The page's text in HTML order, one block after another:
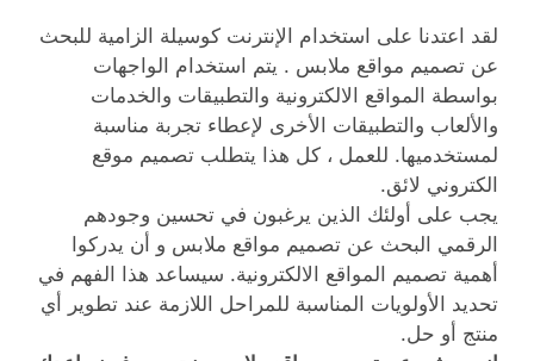
لقد اعتدنا على استخدام الإنترنت كوسيلة الزامية للبحث
عن تصميم مواقع ملابس . يتم استخدام الواجهات
بواسطة المواقع الالكترونية والتطبيقات والخدمات
والألعاب والتطبيقات الأخرى لإعطاء تجربة مناسبة
لمستخدميها. للعمل ، كل هذا يتطلب تصميم موقع
الكتروني لائق.
يجب على أولئك الذين يرغبون في تحسين وجودهم
الرقمي البحث عن تصميم مواقع ملابس و أن يدركوا
أهمية تصميم المواقع الالكترونية. سيساعد هذا الفهم في
تحديد الأولويات المناسبة للمراحل اللازمة عند تطوير أي
منتج أو حل.